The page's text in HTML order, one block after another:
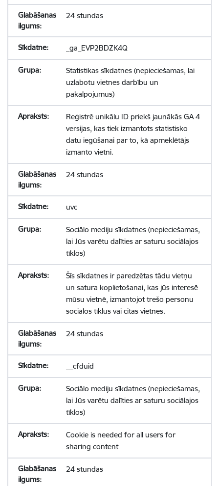
24 stundas
_ga_EVP2BDZK4Q
Statistikas sīkdatnes (nepieciešamas, lai
uzlabotu vietnes darbību un
pakalpojumus)
Reģistrē unikālu ID priekš jaunākās GA 4
versijas, kas tiek izmantots statistisko
datu iegūšanai par to, kā apmeklētājs
izmanto vietni.
24 stundas
uvc
Sociālo mediju sīkdatnes (nepieciešamas,
lai Jūs varētu dalīties ar saturu sociālajos
tīklos)
Šīs sīkdatnes ir paredzētas tādu vietņu
un satura koplietošanai, kas jūs interesē
mūsu vietnē, izmantojot trešo personu
sociālos tīklus vai citas vietnes.
24 stundas
__cfduid
Sociālo mediju sīkdatnes (nepieciešamas,
lai Jūs varētu dalīties ar saturu sociālajos
tīklos)
Cookie is needed for all users for
sharing content
24 stundas